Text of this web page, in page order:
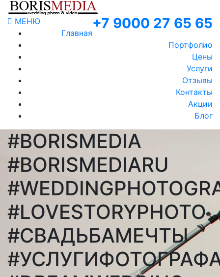
+7 9000 27 65 65
МЕНЮ
Главная
Портфолио
Цены
Услуги
Отзывы
Контакты
Акции
Блог
#BORISMEDIA
#BORISMEDIARU
#LOVESTORYPHOTO
#СВАДЬБАМЕЧТЫ